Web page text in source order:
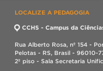
LOCALIZE A PEDAGOGIA
CCHS - Campus da
Rua Alberto Rosa, nº 154 -
Pelotas - RS, Brasil - 96010-
2º piso - Sala Secretaria